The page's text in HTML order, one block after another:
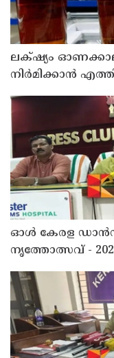
ലക്‌ഷ്യം ഓണക്കാല
നിർമിക്കാൻ
ഓൾ കേരള
നൃത്തോത്സവ് -